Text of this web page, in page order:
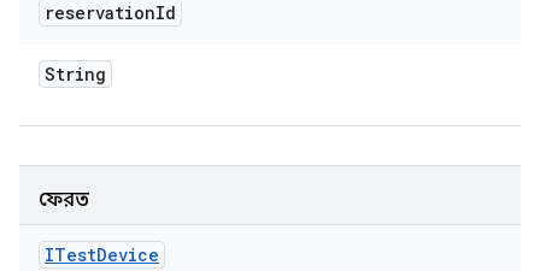
reservationId
String
ফেরত
ITestDevice